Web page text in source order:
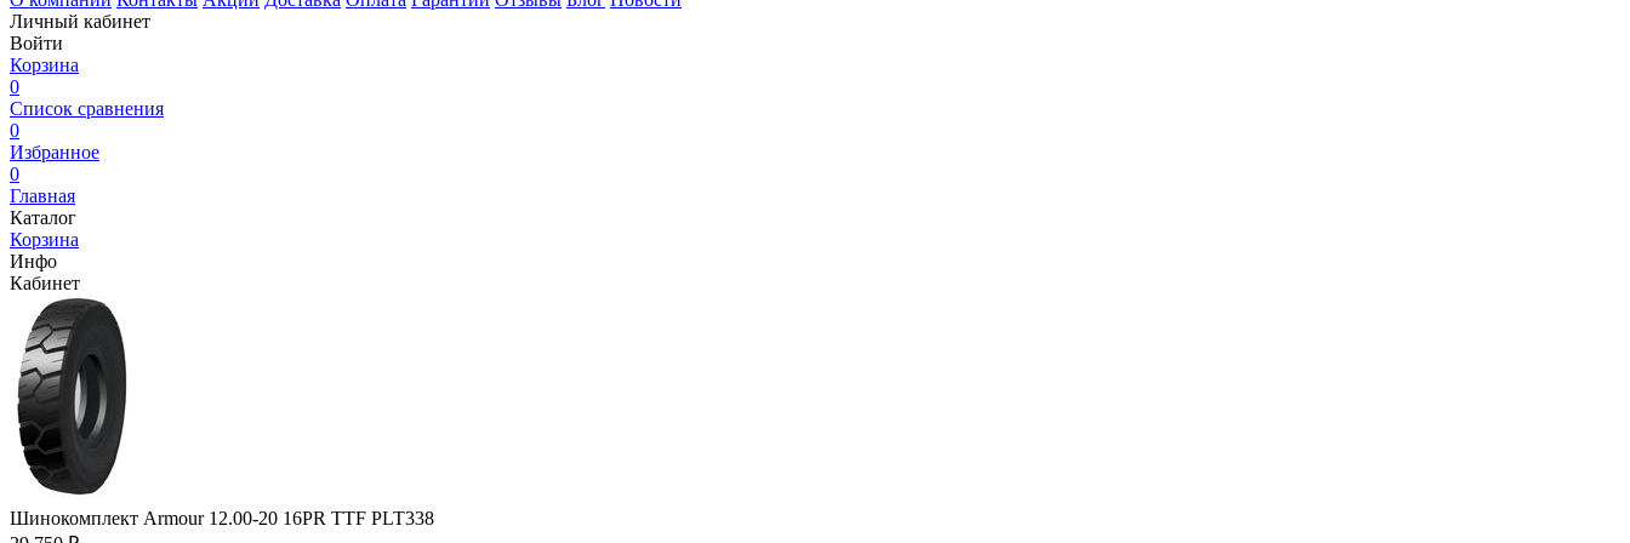
Личный кабинет
Войти
Корзина
0
Список сравнения
0
Избранное
0
Главная
Каталог
Корзина
Инфо
Кабинет
Шинокомплект Armour 12.00-20 16PR TTF PLT338